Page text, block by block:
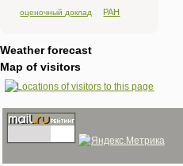
оценочный доклад РАН
Weather forecast
Map of visitors